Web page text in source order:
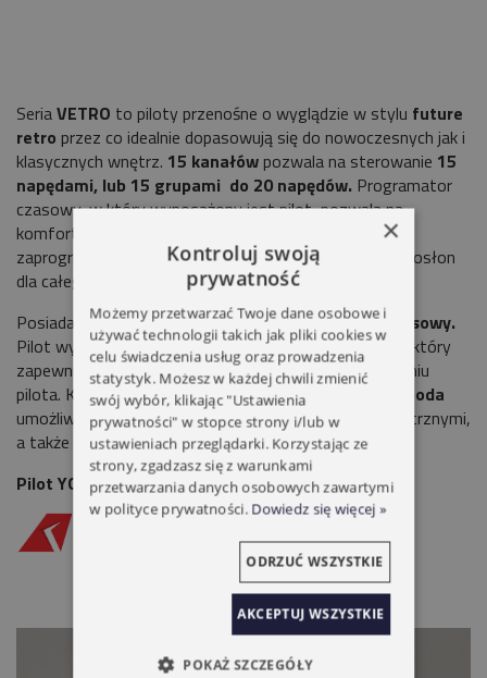
SeriaVETRO to piloty przenośne o wyglądzie w stylu future
retro przez co idealnie dopasowują się do nowoczesnych jak i
klasycznych wnętrz. 15 kanałów pozwala na sterowanie 15
napędami, lub 15 grupami do 20 napędów. Programator
czasowy, w który wyposażony jest pilot, pozwala na
komfortowe sterowanie napędem poprzez możliwość
zaprogramowania godziny podnoszenia i opuszczania osłon
dla całego tygodnia bądź wybranych dni.
Posiada 3 tryby pracy:manualny, automatyczny i losowy.
Pilot wyposażony jest w uchwyt w formie wieszaka , który
zapewnia wygodę obsługi przy podnoszeniu i odkładaniu
pilota. Kompatybilność ze wszystkimi urządzeniami
Yooda
umożliwia sterowanie roletami wewnętrznymi, zewnętrznymi,
a także firanami, zasłonami, markizami i oświetleniem.
Pilot YOODA VETRO 15-KANAŁOWY Z ZEGAREM
×
Kontroluj swoją
prywatność
Możemy przetwarzać Twoje dane osobowe i
używać technologii takich jak pliki cookies w
celu świadczenia usług oraz prowadzenia
statystyk. Możesz w każdej chwili zmienić
swój wybór, klikając "Ustawienia
prywatności" w stopce strony i/lub w
ustawieniach przeglądarki. Korzystając ze
strony, zgadzasz się z warunkami
przetwarzania danych osobowych zawartymi
w polityce prywatności. Dowiedz się więcej »
AKCEPTUJ WSZYSTKIE
ODRZUĆ WSZYSTKIE
POKAŻ SZCZEGÓŁY